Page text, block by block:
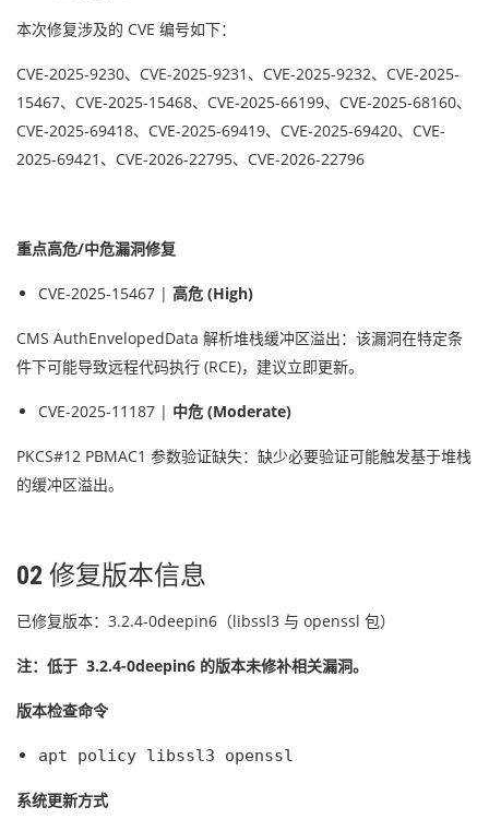
本次修复涉及的 CVE 编号如下：
CVE-2025-9230、CVE-2025-9231、CVE-2025-9232、CVE-2025-
15467、CVE-2025-15468、CVE-2025-66199、CVE-2025-68160、
CVE-2025-69418、CVE-2025-69419、CVE-2025-69420、CVE-
2025-69421、CVE-2026-22795、CVE-2026-22796
重点高危/中危漏洞修复
CVE-2025-15467 | 高危 (High)
CMS AuthEnvelopedData 解析堆栈缓冲区溢出：该漏洞在特定条
件下可能导致远程代码执行 (RCE)，建议立即更新。
CVE-2025-11187 | 中危 (Moderate)
PKCS#12 PBMAC1 参数验证缺失：缺少必要验证可能触发基于堆栈
的缓冲区溢出。
02 修复版本信息
已修复版本：3.2.4-0deepin6（libssl3 与 openssl 包）
注：低于 3.2.4-0deepin6 的版本未修补相关漏洞。
版本检查命令
apt policy libssl3 openssl
系统更新方式